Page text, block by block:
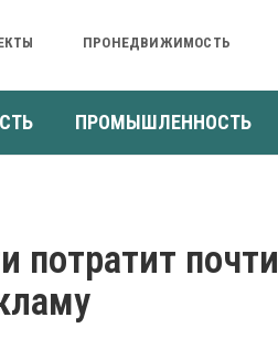
ПРОНЕДВИЖИМОСТЬ
ПРОМЫШЛЕННОСТЬ
потратит почти